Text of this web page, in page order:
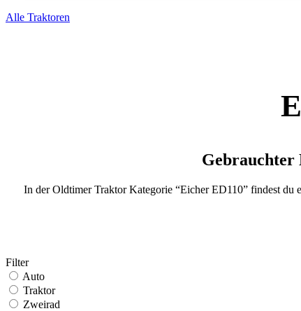
Alle Traktoren
Gebrauchter
In der Oldtimer Traktor Kategorie “Eicher ED110” findest du
Filter
Auto
Traktor
Zweirad